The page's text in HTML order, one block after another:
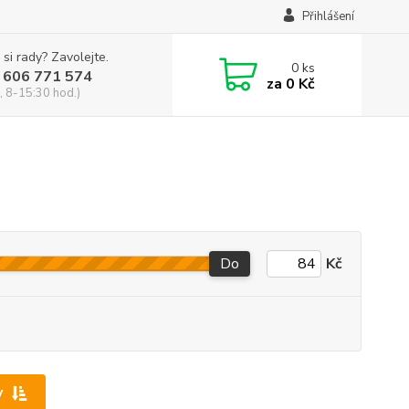
Přihlášení
rady? Zavolejte.
771 574
8-15:30 hod.)
0ks
za 0 Kč
Do Kč